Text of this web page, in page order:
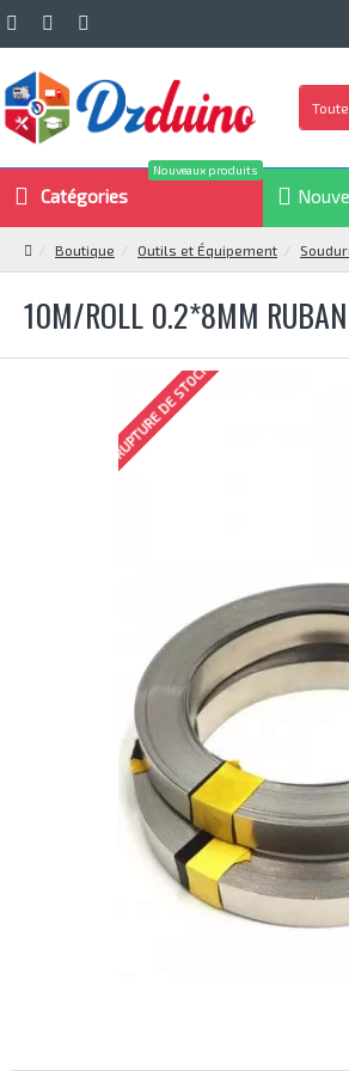
Catégories
Nouveaux produits
Boutique Outils et Équipement
10M/ROLL 0.2*8MM
RUPTURE DE STOCK